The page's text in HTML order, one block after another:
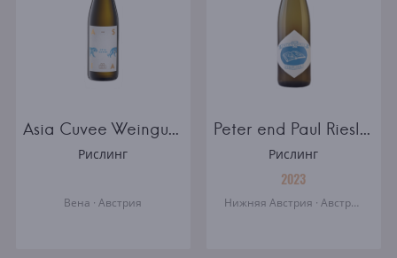
Asia Cuvee Weingut Mayer am Pfarrplatz white semidry
Рислинг
Вена · Австрия
Peter end Paul Riesling
Рислинг
2023
Нижняя Австрия · Австрия